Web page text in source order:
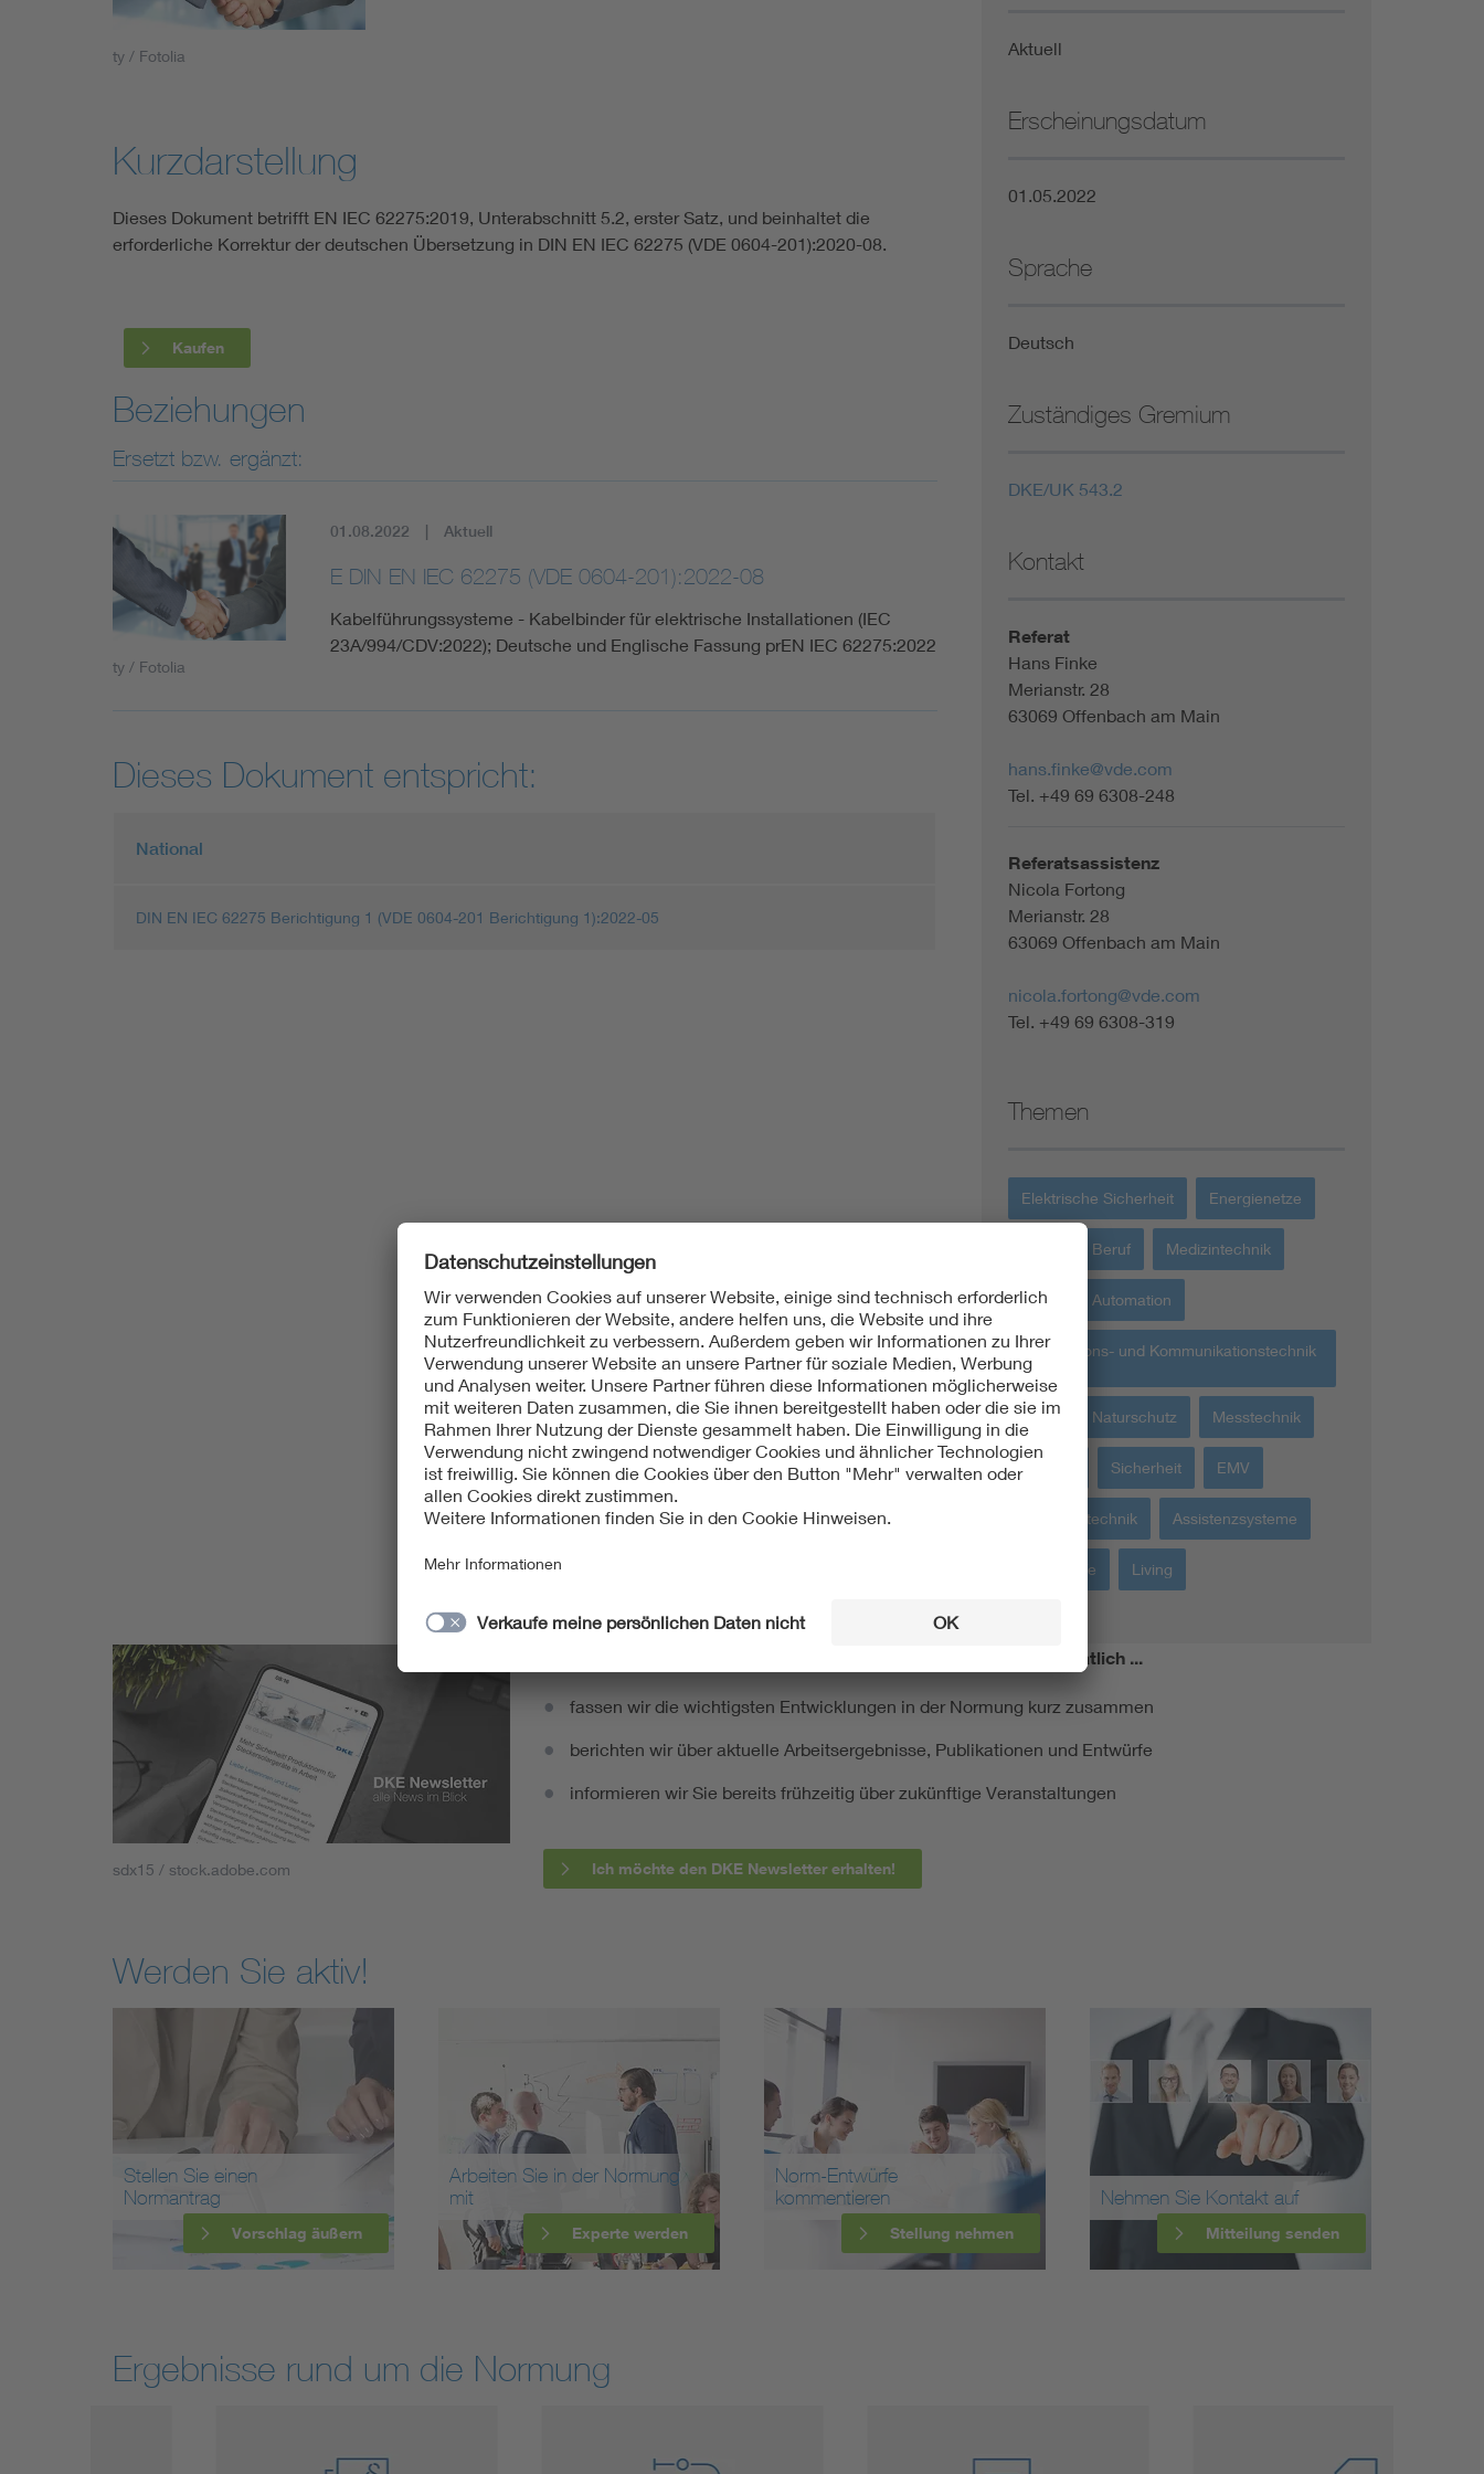
Industry
Mobility
Smart Cities
ty / Fotolia
Kurzdarstellung
Dieses Dokument betrifft EN IEC 62275:2019, Unterabschnitt 5.2, erster Satz, und beinhaltet die
erforderliche Korrektur der deutschen Übersetzung in DIN EN IEC 62275 (VDE 0604-201):2020-08.
Kaufen
Beziehungen
Ersetzt bzw. ergänzt:
ty / Fotolia
01.08.2022 Aktuell
E DIN EN IEC 62275 (VDE 0604-201):2022-08
Kabelführungssysteme - Kabelbinder für elektrische Installationen (IEC
23A/994/CDV:2022); Deutsche und Englische Fassung prEN IEC 62275:2022
Dieses Dokument entspricht:
National
DIN EN IEC 62275 Berichtigung 1 (VDE 0604-201 Berichtigung 1):2022-05
Aktuell
Erscheinungsdatum
01.05.2022
Sprache
Deutsch
Zuständiges Gremium
DKE/UK 543.2
Kontakt
Referat
Hans Finke
Merianstr. 28
63069 Offenbach am Main
hans.finke@vde.com
Tel. +49 69 6308-248
Referatsassistenz
Nicola Fortong
Merianstr. 28
63069 Offenbach am Main
nicola.fortong@vde.com
Tel. +49 69 6308-319
Themen
Elektrische Sicherheit Energienetze
Bildung + Beruf Medizintechnik
Robotik + Automation
Informations- und Kommunikationstechnik
IKT
Umwelt + Naturschutz Messtechnik
Energie Sicherheit EMV
Gebäudetechnik Assistenzsysteme
Werkstoffe Living
sdx15 / stock.adobe.com
Monatlich ...
fassen wir die wichtigsten Entwicklungen in der Normung kurz zusammen
berichten wir über aktuelle Arbeitsergebnisse, Publikationen und Entwürfe
informieren wir Sie bereits frühzeitig über zukünftige Veranstaltungen
Ich möchte den DKE Newsletter erhalten!
Werden Sie aktiv!
Stellen Sie einen
Normantrag
Vorschlag äußern
Arbeiten Sie in der Normung
mit
Experte werden
Norm-Entwürfe
kommentieren
Stellung nehmen
Nehmen Sie Kontakt auf
Mitteilung senden
Ergebnisse rund um die Normung